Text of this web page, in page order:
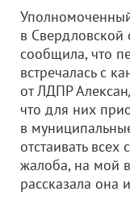
в Свердловской
сообщила, что
встречалась с
от ЛДПР
что для них
в
отстаивать
жалоба, на мой
рассказала она